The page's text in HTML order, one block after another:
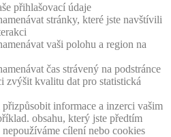
přihlašovací údaje
stránky, které jste navštívili
vaši polohu a region na
čas strávený na podstránce
zvýšit kvalitu dat pro statistická
informace a inzerci vašim
obsahu, který jste předtím
cílení nebo cookies